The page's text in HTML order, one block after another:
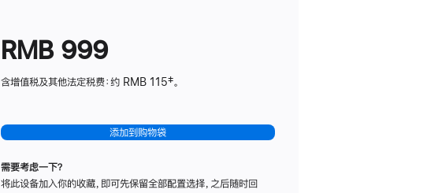
RMB 999
含增值税及其他法定税费：约 RMB 115‡。
添加到购物袋
需要考虑一下？
将此设备加入你的收藏，即可先保留全部配置选择，之后随时回